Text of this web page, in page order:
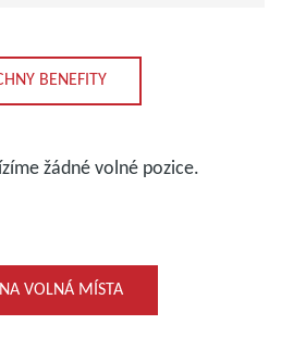
BENEFITY
žádné volné pozice.
VOLNÁ MÍSTA